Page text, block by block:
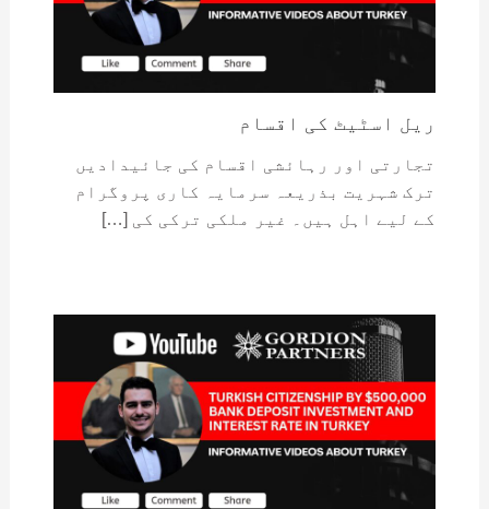
ریل اسٹیٹ کی اقسام
تجارتی اور رہائشی اقسام کی جائیدادیں
ترک شہریت بذریعہ سرمایہ کاری پروگرام
کے لیے اہل ہیں۔ غیر ملکی ترکی کی […]